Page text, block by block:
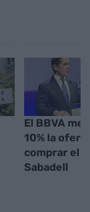
El BBVA
10% la
comprar el
Sabadell